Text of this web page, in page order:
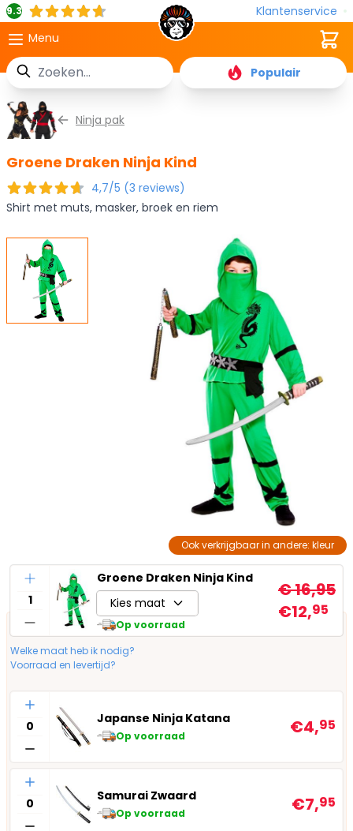
9.3
Klantenservice
Menu
Zoek
Populair
Cart
Ninja pak
Groene Draken Ninja Kind
4,7/5 (3 reviews)
Shirt met muts, masker, broek en riem
Ook verkrijgbaar in andere: kleur
Aantal
Groene Draken Ninja Kind
Kies maat
Op voorraad
€ 16,95
€12,95
Welke maat heb ik nodig?
Voorraad en levertijd?
Aantal
Japanse Ninja Katana
Op voorraad €4,95
Aantal
Samurai Zwaard
Op voorraad €7,95